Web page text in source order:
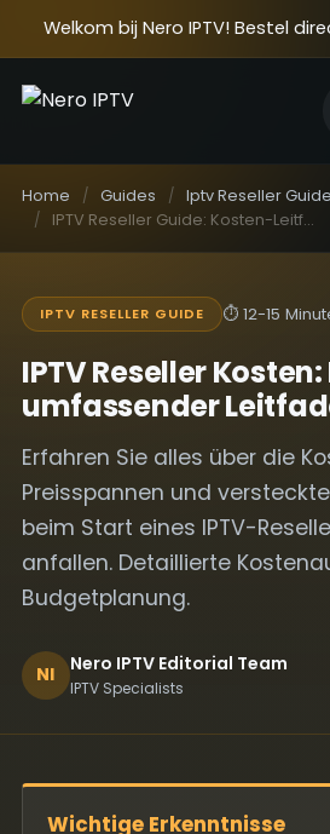
Welkom bij Nero IPTV! Bestel
Home Guides
Iptv Reseller Guide
IPTV Reseller Guide: Kosten-Leitfaden für den Start Ihres eigenen Unternehmens
IPTV RESELLER GUIDE ⏱ 12-15
IPTV Reseller Kosten:
umfassender
Erfahren Sie alles über die
Preisspannen und
beim Start eines IPTV-
anfallen. Detaillierte
Budgetplanung.
NI Nero IPTV Editorial Team
IPTV Specialists
Wichtige Erkenntnisse